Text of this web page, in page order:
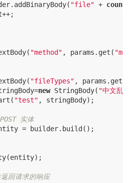
"file" + count
++;
"method" , params.get(
"fileTypes" , params.get(
new StringBody( "中文乱码"
"test" , stringBody);
实体
= builder.build();
//设置请求参数
回请求的响应